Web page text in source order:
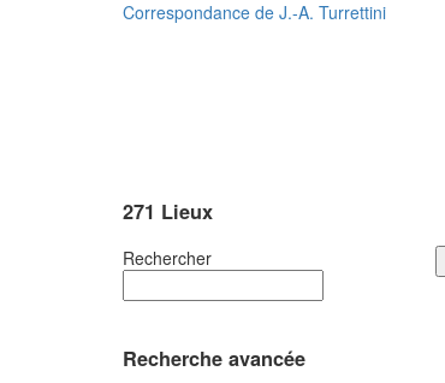
Correspondance de J.-A. Turrettini
271 Lieux
Rechercher
Recherche avancée